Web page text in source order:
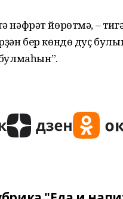
нәфрәт йөрөтмә, –
бер көндө дуҫ булып